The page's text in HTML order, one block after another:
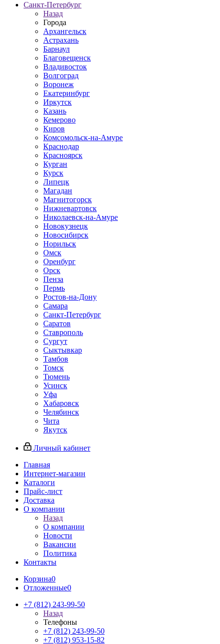
Санкт-Петербург
Назад
Города
Архангельск
Астрахань
Барнаул
Благовещенск
Владивосток
Волгоград
Воронеж
Екатеринбург
Иркутск
Казань
Кемерово
Киров
Комсомольск-на-Амуре
Краснодар
Красноярск
Курган
Курск
Липецк
Магадан
Магнитогорск
Нижневартовск
Николаевск-на-Амуре
Новокузнецк
Новосибирск
Норильск
Омск
Оренбург
Орск
Пенза
Пермь
Ростов-на-Дону
Самара
Санкт-Петербург
Саратов
Ставрополь
Сургут
Сыктывкар
Тамбов
Томск
Тюмень
Усинск
Уфа
Хабаровск
Челябинск
Чита
Якутск
Личный кабинет
Главная
Интернет-магазин
Каталоги
Прайс-лист
Доставка
О компании
Назад
О компании
Новости
Вакансии
Политика
Контакты
Корзина0
Отложенные0
+7 (812) 243-99-50
Назад
Телефоны
+7 (812) 243-99-50
+7 (812) 953-15-82